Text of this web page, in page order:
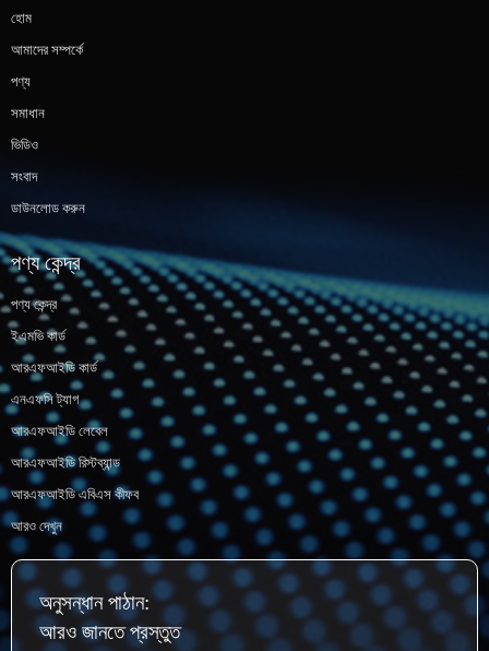
হোম
আমাদের সম্পর্কে
পণ্য
সমাধান
ভিডিও
সংবাদ
ডাউনলোড করুন
পণ্য কেন্দ্র
পণ্য কেন্দ্র
ইএমভি কার্ড
আরএফআইডি কার্ড
এনএফসি ট্যাগ
আরএফআইডি লেবেল
আরএফআইডি রিস্টব্যান্ড
আরএফআইডি এবিএস কীফব
আরও দেখুন
অনুসন্ধান পাঠান:
আরও জানতে প্রস্তুত